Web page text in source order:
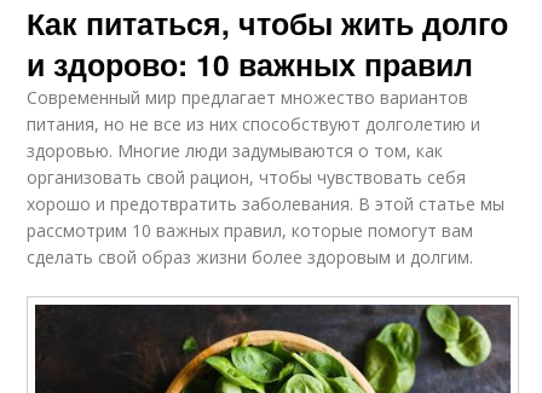
Как питаться, чтобы жить долго
и здорово: 10 важных правил
Современный мир предлагает множество вариантов
питания, но не все из них способствуют долголетию и
здоровью. Многие люди задумываются о том, как
организовать свой рацион, чтобы чувствовать себя
хорошо и предотвратить заболевания. В этой статье мы
рассмотрим 10 важных правил, которые помогут вам
сделать свой образ жизни более здоровым и долгим.